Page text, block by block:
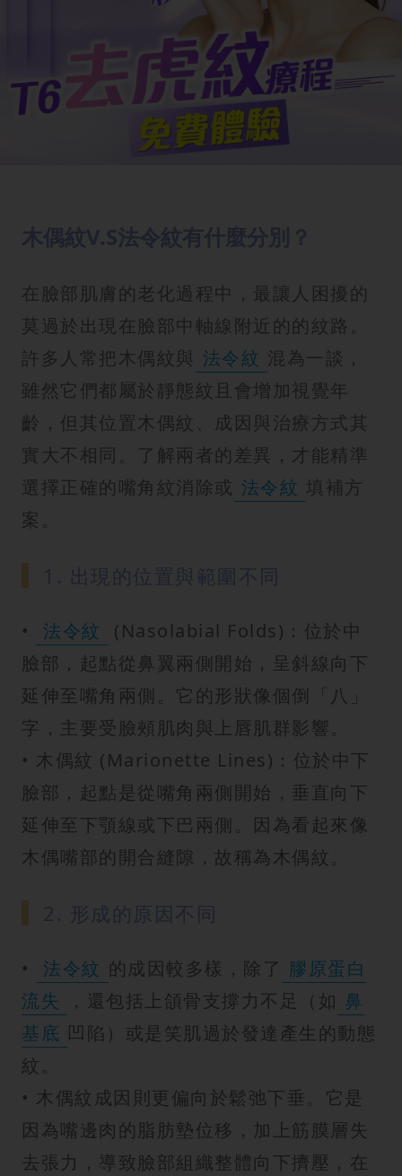
在臉部肌膚的老化過程中，最讓人困擾的
莫過於出現在臉部中軸線附近的的紋路。
許多人常把木偶紋與 法令紋 混為一談，
雖然它們都屬於靜態紋且會增加視覺年
齡，但其位置木偶紋、成因與治療方式其
實大不相同。了解兩者的差異，才能精準
選擇正確的嘴角紋消除或 法令紋 填補方
案。
• 法令紋
(Nasolabial Folds)：位於中
臉部，起點從鼻翼兩側開始，呈斜線向下
延伸至嘴角兩側。它的形狀像個倒「八」
字，主要受臉頰肌肉與上唇肌群影響。
• 木偶紋 (Marionette Lines)：位於中下
臉部，起點是從嘴角兩側開始，垂直向下
延伸至下顎線或下巴兩側。因為看起來像
木偶嘴部的開合縫隙，故稱為木偶紋。
• 法令紋 的成因較多樣，除了 膠原蛋白
流失
，還包括上頜骨支撐力不足（如 鼻
基底 凹陷）或是笑肌過於發達產生的動態
紋。
• 木偶紋成因則更偏向於鬆弛下垂。它是
因為嘴邊肉的脂肪墊位移，加上筋膜層失
去張力，導致臉部組織整體向下擠壓，在